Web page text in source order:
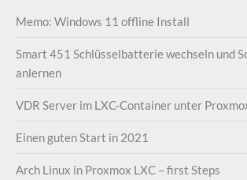
Memo: Windows 11 offline Install
Smart 451 Schlüsselbatterie wechseln und
anlernen
VDR Server im LXC-Container unter
Einen guten Start in 2021
Arch Linux in Proxmox LXC – first Steps